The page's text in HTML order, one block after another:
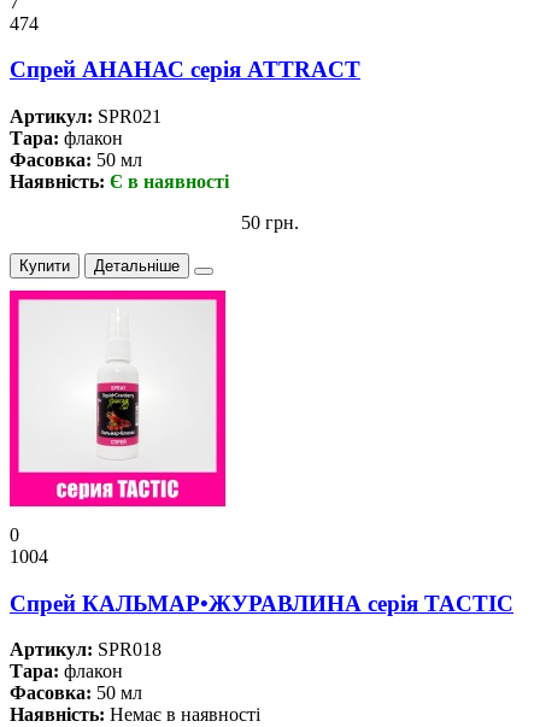
474
Спрей АНАНАС серiя ATTRACT
Артикул: SPR021
Тара: флакон
Фасовка: 50 мл
Наявність: Є в наявності
50 грн.
Купити Детальніше
0
1004
Спрей КАЛЬМАР•ЖУРАВЛИНА серiя TACTIC
Артикул: SPR018
Тара: флакон
Фасовка: 50 мл
Наявність: Немає в наявності